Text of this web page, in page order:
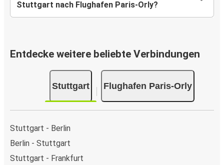
Stuttgart nach Flughafen Paris-Orly?
Entdecke weitere beliebte Verbindungen
Stuttgart Flughafen Paris-Orly
Stuttgart - Berlin
Berlin - Stuttgart
Stuttgart - Frankfurt